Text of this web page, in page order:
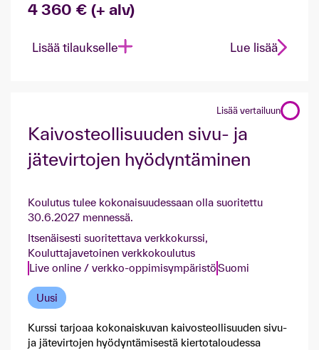
4 360 € (+ alv)
Lisää tilaukselle Lue lisää
Lisää vertailuun
​Kaivosteollisuuden sivu- ja
jätevirtojen hyödyntäminen​
Koulutus tulee kokonaisuudessaan olla suoritettu
30.6.2027 mennessä.
Itsenäisesti suoritettava verkkokurssi,
Kouluttajavetoinen verkkokoulutus
Live online / verkko-oppimisympäristöSuomi
Uusi
Kurssi tarjoaa kokonaiskuvan kaivosteollisuuden sivu-
ja jätevirtojen hyödyntämisestä kiertotaloudessa